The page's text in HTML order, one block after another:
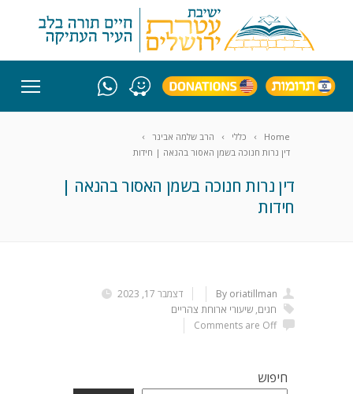
Home כללי
הרב שלמה אבינר
דין נרות חנוכה בשמן האסור בהנאה | חידות
דין נרות חנוכה בשמן האסור בהנאה |
חידות
דצמבר 17, 2023 By oriatillman
Comments are Off
חגים, שיעורי ארוחת צהריים
חיפוש